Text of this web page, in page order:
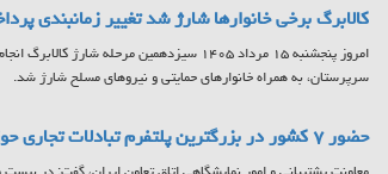
کالابرگ برخی خانوارها شارژ شد تغییر زمانبندی
سرپرستان، به همراه خانوارهای حمایتی و نیروهای مسلح شارژ شد.
حضور ۷ کشور در بزرگترین پلتفرم تبادلات تجاری حوزه ساخت وساز